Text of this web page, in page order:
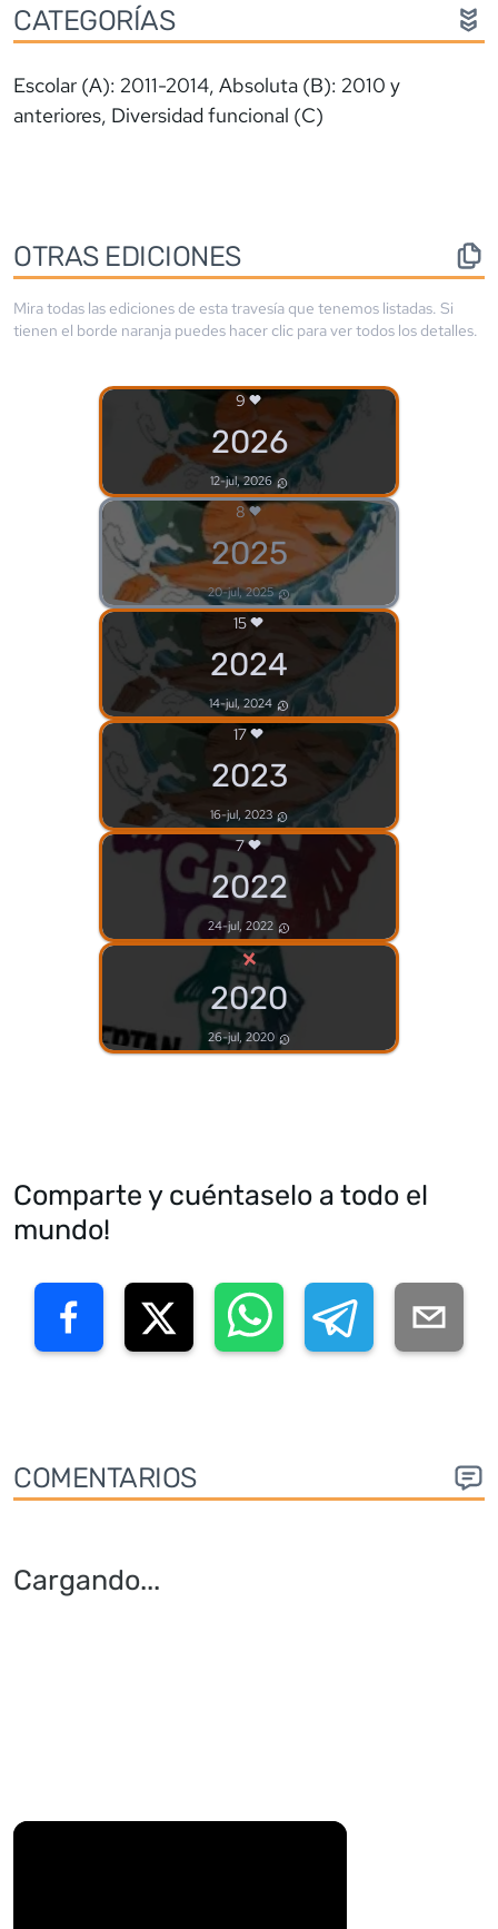
CATEGORÍAS
Escolar (A): 2011-2014, Absoluta (B): 2010 y
anteriores, Diversidad funcional (C)
OTRAS EDICIONES
Mira todas las ediciones de esta travesía que tenemos listadas. Si
tienen el borde naranja puedes hacer clic para ver todos los detalles.
9
2026
12-jul, 2026
8
2025
20-jul, 2025
15
2024
14-jul, 2024
17
2023
16-jul, 2023
7
2022
24-jul, 2022
×
2020
26-jul, 2020
Comparte y cuéntaselo a todo el
mundo!
COMENTARIOS
Cargando...